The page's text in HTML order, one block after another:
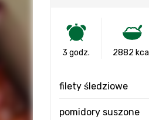
3 godz. 2882 kcal
filety śledziowe
pomidory suszone